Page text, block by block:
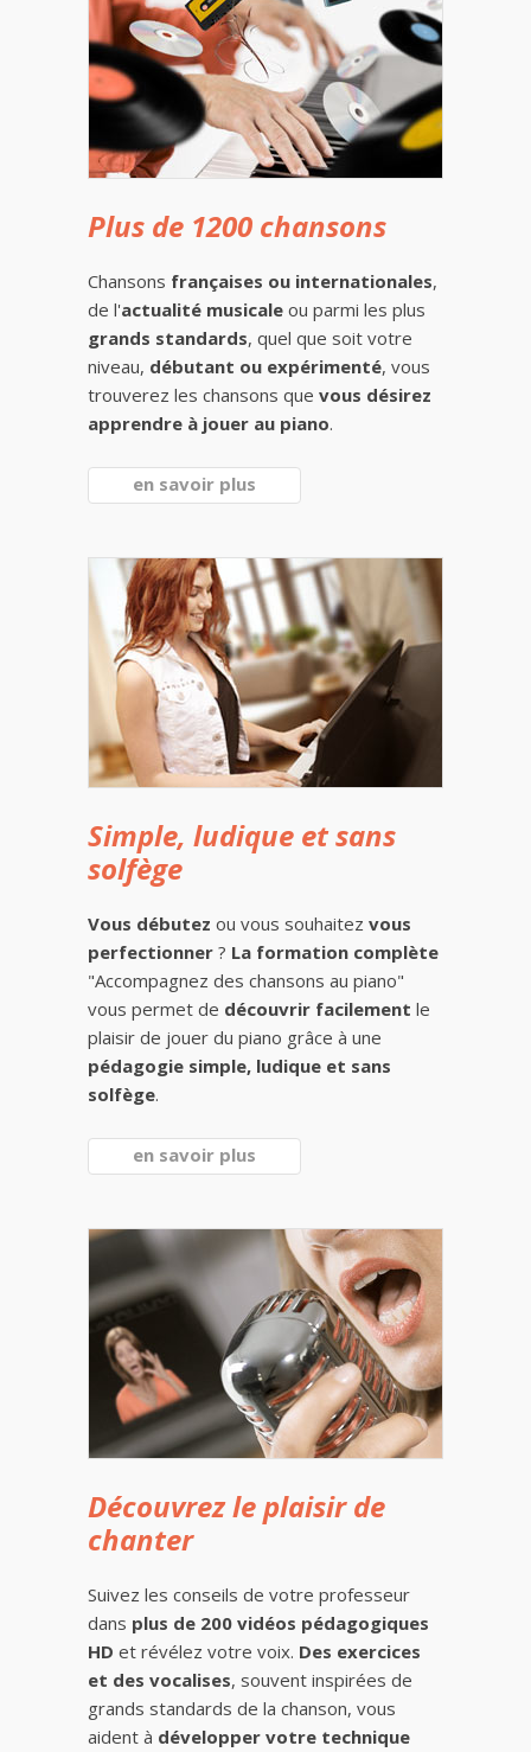
Plus de 1200 chansons
Chansons françaises ou internationales,
de l'actualité musicale ou parmi les plus
grands standards, quel que soit votre
niveau, débutant ou expérimenté, vous
trouverez les chansons que vous désirez
apprendre à jouer au piano.
en savoir plus
Simple, ludique et sans
solfège
Vous débutez ou vous souhaitez vous
perfectionner ? La formation complète
"Accompagnez des chansons au piano"
vous permet de découvrir facilement le
plaisir de jouer du piano grâce à une
pédagogie simple, ludique et sans
solfège.
en savoir plus
Découvrez le plaisir de
chanter
Suivez les conseils de votre professeur
dans plus de 200 vidéos pédagogiques
HD et révélez votre voix. Des exercices
et des vocalises, souvent inspirées de
grands standards de la chanson, vous
aident à développer votre technique